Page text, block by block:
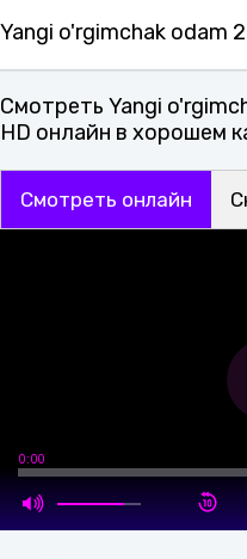
Yangi o'rgimchak odam
Смотреть Yangi
HD онлайн в хорошем
Смотреть онлайн
0:00